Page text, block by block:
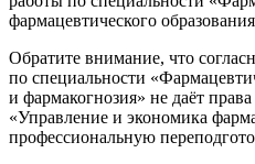
фармацевтического
Обратите внимание, что
по специальности
и фармакогнозия» не даёт
«Управление и экономика
профессиональную